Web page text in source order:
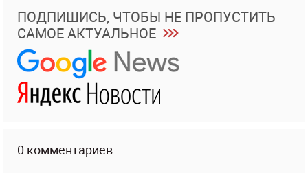
ПОДПИШИСЬ, ЧТОБЫ НЕ ПРОПУСТИТЬ
САМОЕ АКТУАЛЬНОЕ
0 комментариев